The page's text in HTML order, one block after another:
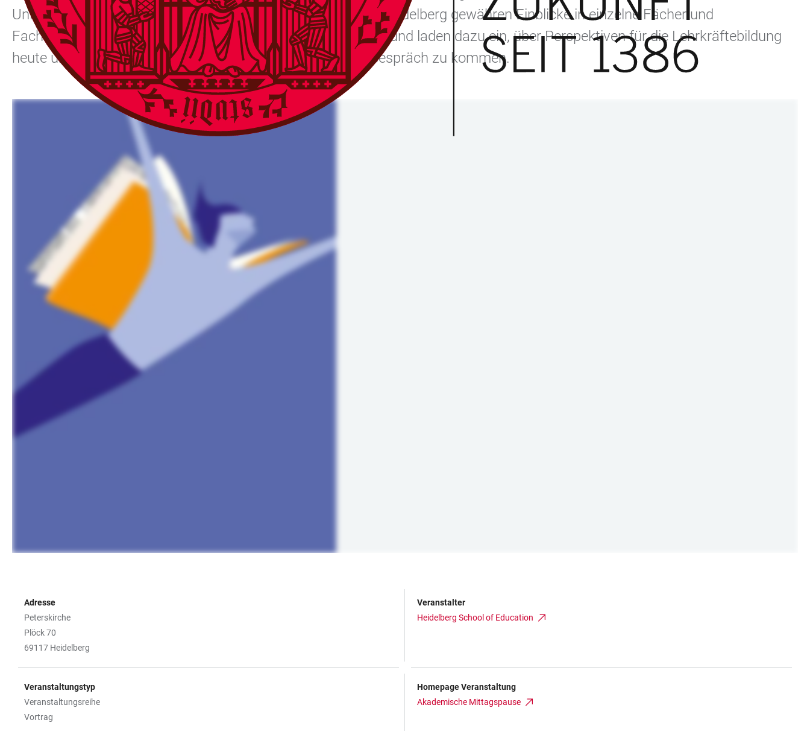
Universität Heidelberg und der Pädagogischen Hochschule Heidelberg gewähren Einblicke in einzelne Fächer und
Fachdisziplinen, sprechen über aktuelle Querschnittsthemen und laden dazu ein, über Perspektiven für die Lehrkräftebildung
heute und den Unterricht und die Bildung von morgen ins Gespräch zu kommen.
Adresse
Peterskirche
Plöck 70
69117 Heidelberg
Veranstalter
Heidelberg School of Education
Veranstaltungstyp
Veranstaltungsreihe
Vortrag
Homepage Veranstaltung
Akademische Mittagspause